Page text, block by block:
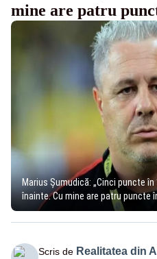
mine are patru
Marius Șumudică: „Cinci puncte
înainte. Cu mine are patru puncte
Scris de Realitatea din